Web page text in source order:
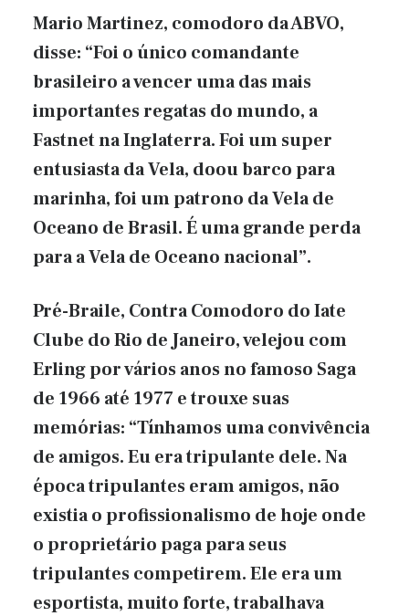
Mario Martinez, comodoro da ABVO,
disse: “Foi o único comandante
brasileiro a vencer uma das mais
importantes regatas do mundo, a
Fastnet na Inglaterra. Foi um super
entusiasta da Vela, doou barco para
marinha, foi um patrono da Vela de
Oceano de Brasil. É uma grande perda
para a Vela de Oceano nacional”.
Pré-Braile, Contra Comodoro do Iate
Clube do Rio de Janeiro, velejou com
Erling por vários anos no famoso Saga
de 1966 até 1977 e trouxe suas
memórias: “Tínhamos uma convivência
de amigos. Eu era tripulante dele. Na
época tripulantes eram amigos, não
existia o profissionalismo de hoje onde
o proprietário paga para seus
tripulantes competirem. Ele era um
esportista, muito forte, trabalhava